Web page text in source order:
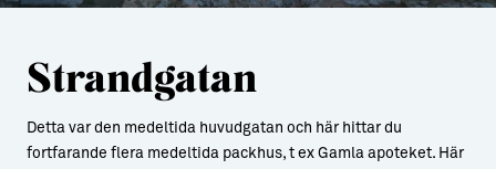
Strandgatan
Detta var den medeltida huvudgatan och här hittar du
fortfarande flera medeltida packhus, t ex Gamla apoteket. Här